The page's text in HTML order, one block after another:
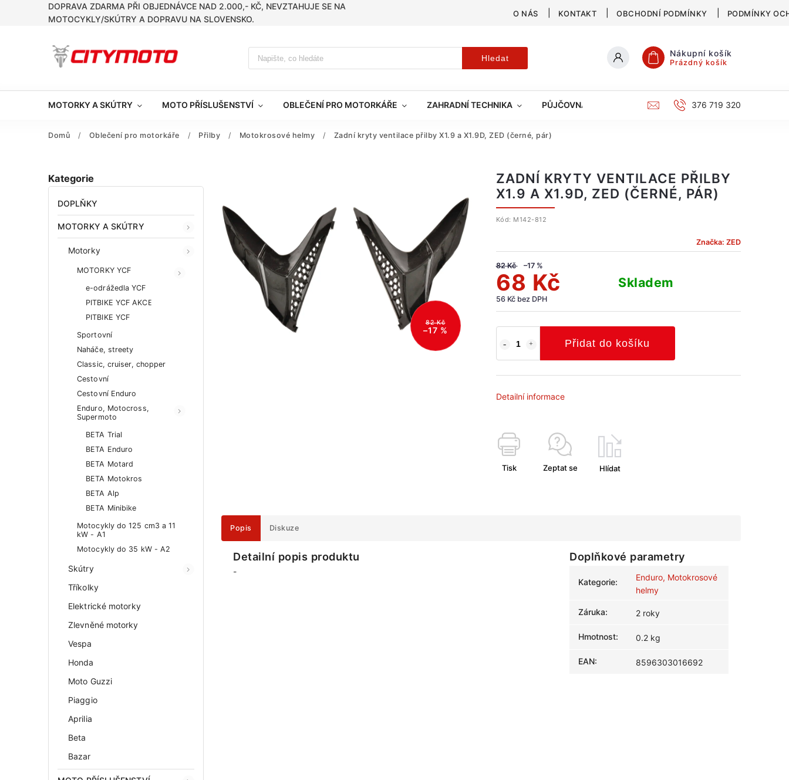
DOPRAVA ZDARMA PŘI OBJEDNÁVCE NAD 2.000,- KČ, NEVZTAHUJE SE NA
MOTOCYKLY/SKÚTRY A DOPRAVU NA SLOVENSKO.
O NÁS KONTAKT OBCHODNÍ PODMÍNKY PODMÍNKY
Hledat Nákupní košík
Prázdný košík
MOTORKY A SKÚTRY MOTO PŘÍSLUŠENSTVÍ OBLEČENÍ PRO MOTORKÁŘE ZAHRADNÍ TECHNIKA PŮJČOVNA KATALOG376 719 320
Domů / Oblečení pro motorkáře / Přilby / Motokrosové helmy / Zadní kryty ventilace přilby X1.9 a X1.9D, ZED (černé, pár)
Kategorie
DOPLŇKY
MOTORKY A SKÚTRY
Motorky
MOTORKY YCF
e-odrážedla YCF
PITBIKE YCF AKCE
PITBIKE YCF
Sportovní
Naháče, streety
Classic, cruiser, chopper
Cestovní
Cestovní Enduro
Enduro, Motocross,
Supermoto
BETA Trial
BETA Enduro
BETA Motard
BETA Motokros
BETA Alp
BETA Minibike
Motocykly do 125 cm3 a 11
kW - A1
Motocykly do 35 kW - A2
Skútry
Tříkolky
Elektrické motorky
Zlevněné motorky
Vespa
Honda
Moto Guzzi
Piaggio
Aprilia
Beta
Bazar
82 Kč
–17 %
ZADNÍ KRYTY VENTILACE PŘILBY
X1.9 A X1.9D, ZED (ČERNÉ, PÁR)
Kód: M142-812
Značka: ZED
82 Kč –17 %
68 Kč
56 Kč bez DPH
Skladem
Přidat do košíku
Detailní informace
Tisk Zeptat se Hlídat
Popis Diskuze
Detailní popis produktu
-
Doplňkové parametry
Kategorie:
Enduro, Motokrosové
helmy
Záruka: 2 roky
Hmotnost: 0.2 kg
EAN: 8596303016692